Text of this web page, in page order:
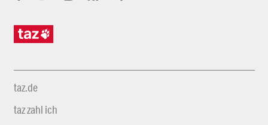
taz.de
taz zahl ich